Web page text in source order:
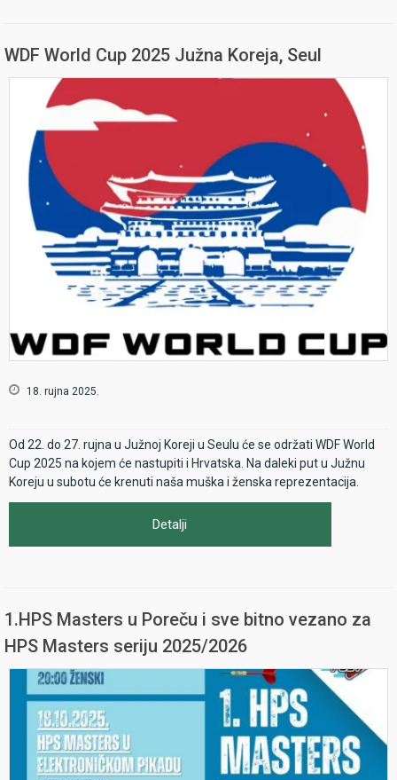
WDF World Cup 2025 Južna Koreja, Seul
18. rujna 2025.
Od 22. do 27. rujna u Južnoj Koreji u Seulu će se održati WDF World
Cup 2025 na kojem će nastupiti i Hrvatska. Na daleki put u Južnu
Koreju u subotu će krenuti naša muška i ženska reprezentacija.
Detalji
1.HPS Masters u Poreču i sve bitno vezano za
HPS Masters seriju 2025/2026